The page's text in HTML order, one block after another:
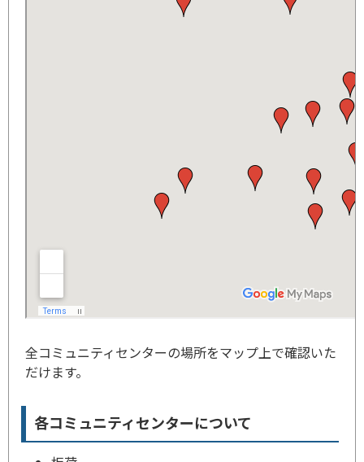
全コミュニティセンターの場所をマップ上で確認いた
だけます。
各コミュニティセンターについて